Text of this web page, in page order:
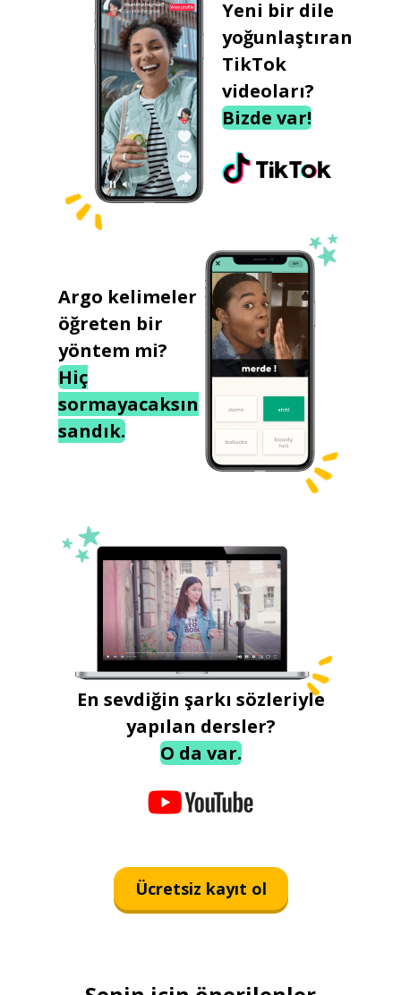
Yeni bir dile
yoğunlaştıran
TikTok
videoları?
Bizde var!
Argo kelimeler
öğreten bir
yöntem mi?
Hiç
sormayacaksın
sandık.
En sevdiğin şarkı sözleriyle
yapılan dersler?
O da var.
Ücretsiz kayıt ol